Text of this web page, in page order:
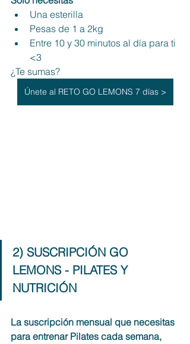
Una esterilla
Pesas de 1 a 2kg
Entre 10 y 30 minutos al día para ti
<3
¿Te sumas?
Únete al RETO GO LEMONS 7 días >
2) SUSCRIPCIÓN GO
LEMONS - PILATES Y
NUTRICIÓN
La suscripción mensual que necesitas
para entrenar Pilates cada semana,